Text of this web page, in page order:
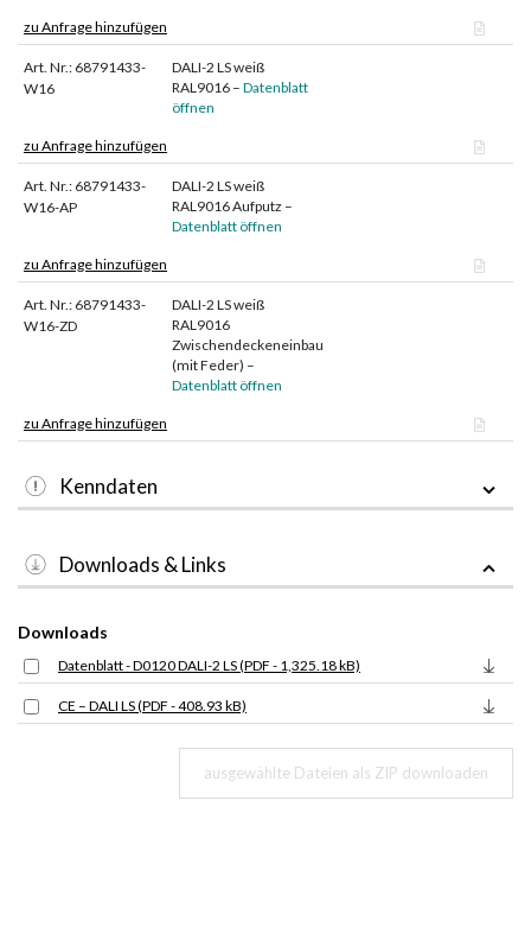
zu Anfrage hinzufügen
Art. Nr.: 68791433-
W16
DALI-2 LS weiß
RAL9016 –Datenblatt
öffnen
zu Anfrage hinzufügen
Art. Nr.: 68791433-
W16-AP
DALI-2 LS weiß
RAL9016 Aufputz –
Datenblatt öffnen
zu Anfrage hinzufügen
Art. Nr.: 68791433-
W16-ZD
DALI-2 LS weiß
RAL9016
Zwischendeckeneinbau
(mit Feder) –
Datenblatt öffnen
zu Anfrage hinzufügen
Kenndaten
Downloads & Links
Downloads
Datenblatt - D0120 DALI-2 LS (PDF - 1,325.18 kB)
CE – DALI LS (PDF - 408.93 kB)